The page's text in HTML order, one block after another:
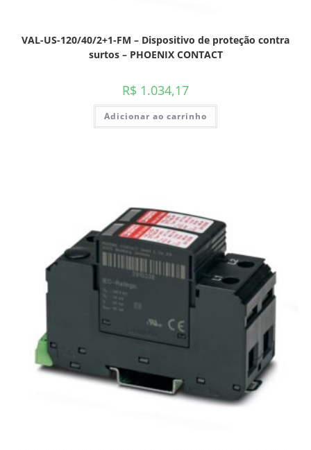
VAL-US-120/40/2+1-FM – Dispositivo de proteção contra
surtos – PHOENIX CONTACT
R$ 1.034,17
Adicionar ao carrinho